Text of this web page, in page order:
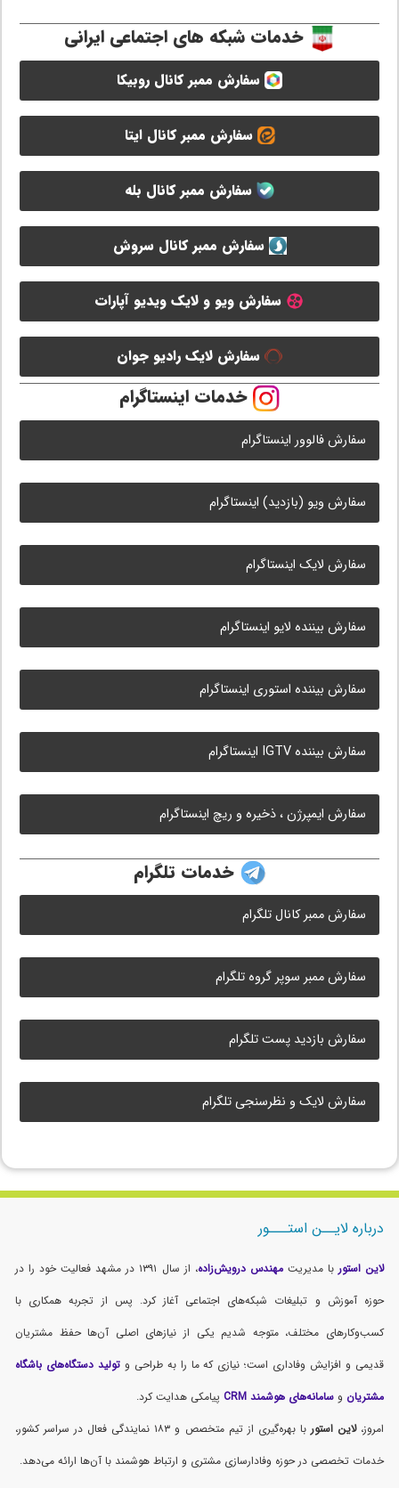
خدمات شبکه های اجتماعی ایرانی
سفارش ممبر کانال روبیکا
سفارش ممبر کانال ایتا
سفارش ممبر کانال بله
سفارش ممبر کانال سروش
سفارش ویو و لایک ویدیو آپارات
سفارش لایک رادیو جوان
خدمات اینستاگرام
سفارش فالوور اینستاگرام
سفارش ویو (بازدید) اینستاگرام
سفارش لایک اینستاگرام
سفارش بیننده لایو اینستاگرام
سفارش بیننده استوری اینستاگرام
سفارش بیننده IGTV اینستاگرام
سفارش ایمپرژن ، ذخیره و ریچ اینستاگرام
خدمات تلگرام
سفارش ممبر کانال تلگرام
سفارش ممبر سوپر گروه تلگرام
سفارش بازدید پست تلگرام
سفارش لایک و نظرسنجی تلگرام